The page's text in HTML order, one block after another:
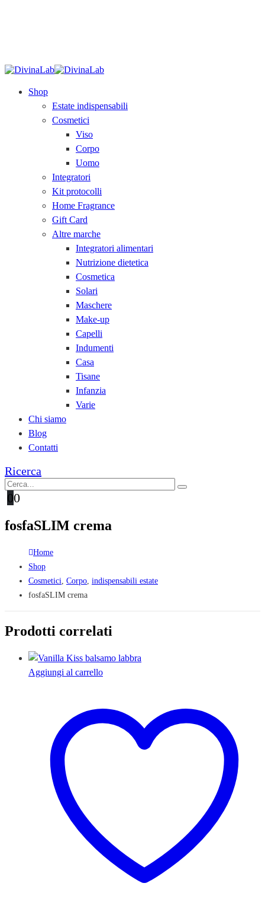
Shop
Estate indispensabili
Cosmetici
Viso
Corpo
Uomo
Integratori
Kit protocolli
Home Fragrance
Gift Card
Altre marche
Integratori alimentari
Nutrizione dietetica
Cosmetica
Solari
Maschere
Make-up
Capelli
Indumenti
Casa
Tisane
Infanzia
Varie
Chi siamo
Blog
Contatti
Ricerca
00
fosfaSLIM crema
Home
Shop
Cosmetici, Corpo, indispensabili estate
fosfaSLIM crema
Prodotti correlati
Aggiungi al carrello